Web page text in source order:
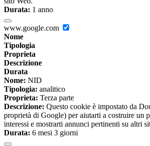
Durata: 1 anno
www.google.com
Nome
Tipologia
Proprieta
Descrizione
Durata
Nome: NID
Tipologia: analitico
Proprieta: Terza parte
Descrizione: Questo cookie è impostato da
proprietà di Google) per aiutarti a costruire un
interessi e mostrarti annunci pertinenti su altri
Durata: 6 mesi 3 giorni